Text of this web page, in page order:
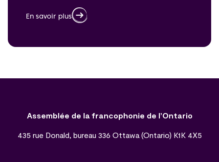
En savoir plus
Assemblée de la francophonie de l’Ontario
435 rue Donald, bureau 336 Ottawa (Ontario) K1K 4X5